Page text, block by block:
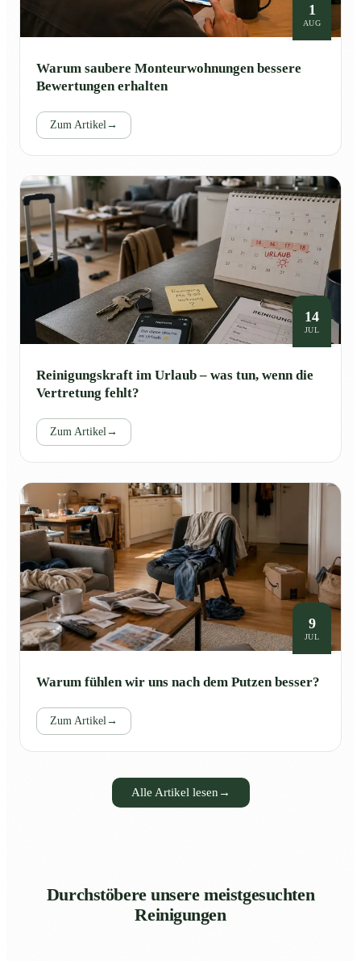
1
AUG
Warum saubere Monteurwohnungen bessere
Bewertungen erhalten
Zum Artikel→
14
JUL
Reinigungskraft im Urlaub – was tun, wenn die
Vertretung fehlt?
Zum Artikel→
9
JUL
Warum fühlen wir uns nach dem Putzen besser?
Zum Artikel→
Alle Artikel lesen →
Durchstöbere unsere meistgesuchten
Reinigungen